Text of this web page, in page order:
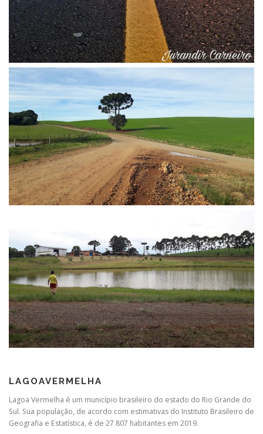
LAGOAVERMELHA
Lagoa Vermelha é um município brasileiro do estado do Rio Grande do
Sul. Sua população, de acordo com estimativas do Instituto Brasileiro de
Geografia e Estatística, é de 27 807 habitantes em 2019.